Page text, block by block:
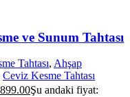
ve Sunum Tahtası
Tahtası, Ahşap
Ceviz Kesme Tahtası
899.00Şu andaki fiyat: